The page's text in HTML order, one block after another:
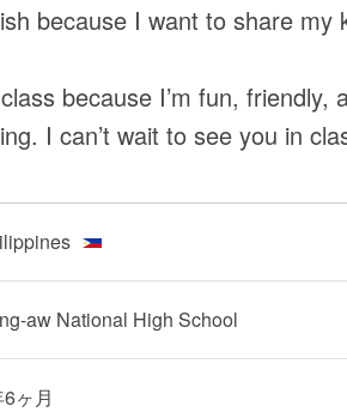
because I want to share
because I’m fun,
I can’t wait to see you in
aw National High School
ヶ月